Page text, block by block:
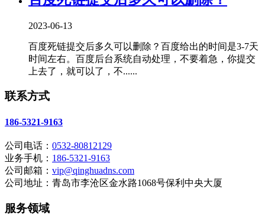
2023-06-13
百度死链提交后多久可以删除？百度给出的时间是3-7天
时间左右。百度后台系统自动处理，不要着急，你提交
上去了，就可以了，不......
联系方式
186-5321-9163
公司电话： 0532-80812129
业务手机： 186-5321-9163
公司邮箱： vip@qinghuadns.com
公司地址：青岛市李沧区金水路1068号保利中央大厦
服务领域